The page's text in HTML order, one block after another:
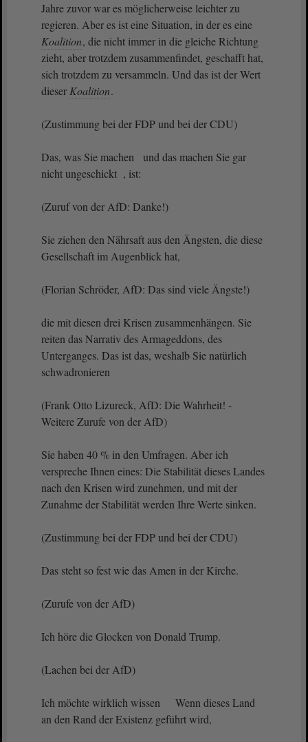
Jahre zuvor war es möglicherweise leichter zu
regieren. Aber es ist eine Situation, in der es eine
Koalition, die nicht immer in die gleiche Richtung
zieht, aber trotzdem zusammenfindet, geschafft hat,
sich trotzdem zu versammeln. Und das ist der Wert
dieser Koalition.
(Zustimmung bei der FDP und bei der CDU)
Das, was Sie machen und das machen Sie gar
nicht ungeschickt , ist:
(Zuruf von der AfD: Danke!)
Sie ziehen den Nährsaft aus den Ängsten, die diese
Gesellschaft im Augenblick hat,
(Florian Schröder, AfD: Das sind viele Ängste!)
die mit diesen drei Krisen zusammenhängen. Sie
reiten das Narrativ des Armageddons, des
Unterganges. Das ist das, weshalb Sie natürlich
schwadronieren
(Frank Otto Lizureck, AfD: Die Wahrheit! -
Weitere Zurufe von der AfD)
Sie haben 40 % in den Umfragen. Aber ich
verspreche Ihnen eines: Die Stabilität dieses Landes
nach den Krisen wird zunehmen, und mit der
Zunahme der Stabilität werden Ihre Werte sinken.
(Zustimmung bei der FDP und bei der CDU)
Das steht so fest wie das Amen in der Kirche.
(Zurufe von der AfD)
Ich höre die Glocken von Donald Trump.
(Lachen bei der AfD)
Ich möchte wirklich wissen Wenn dieses Land
an den Rand der Existenz geführt wird,